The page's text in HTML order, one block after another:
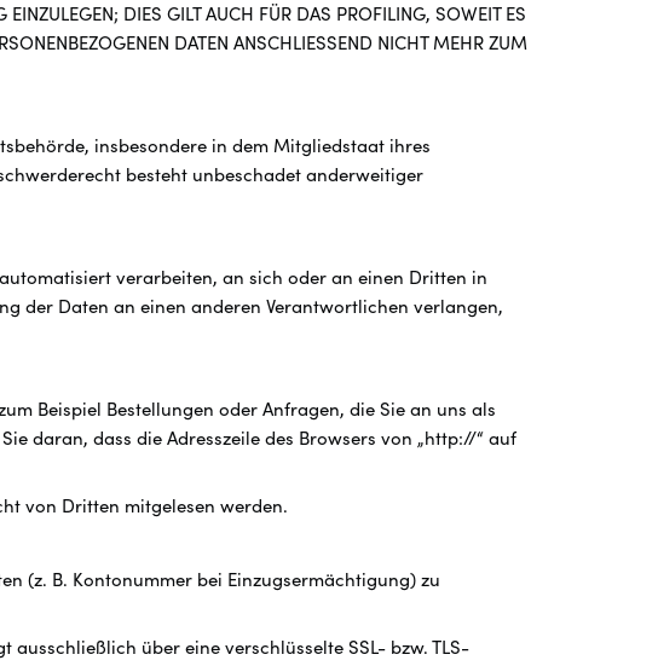
EINZULEGEN; DIES GILT AUCH FÜR DAS PROFILING, SOWEIT ES
DATEN ANSCHLIESSEND NICHT MEHR ZUM
insbesondere in dem Mitgliedstaat ihres
besteht unbeschadet anderweitiger
verarbeiten, an sich oder an einen Dritten in
der Daten an einen anderen Verantwortlichen verlangen,
Beispiel Bestellungen oder Anfragen, die Sie an uns als
daran, dass die Adresszeile des Browsers von „http://“ auf
von Dritten mitgelesen werden.
(z. B. Kontonummer bei Einzugsermächtigung) zu
über eine verschlüsselte SSL- bzw. TLS-